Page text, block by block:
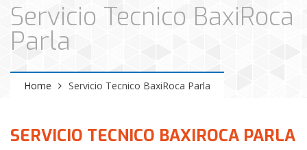
Servicio Tecnico BaxiRoca
Parla
Home Servicio Tecnico BaxiRoca Parla
SERVICIO TECNICO BAXIROCA PARLA